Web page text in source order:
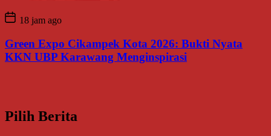
18 jam ago
Green Expo Cikampek Kota 2026: Bukti Nyata
KKN UBP Karawang Menginspirasi
Pilih Berita